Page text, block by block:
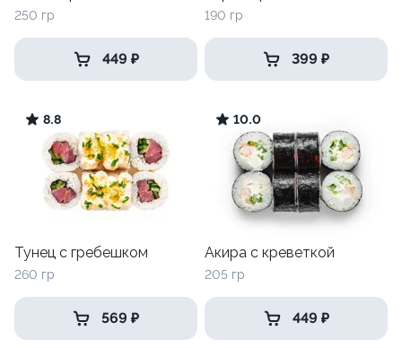
250 гр
449 ₽
190 гр
399 ₽
8.8
Тунец с гребешком
260 гр
569 ₽
10.0
Акира с креветкой
205 гр
449 ₽